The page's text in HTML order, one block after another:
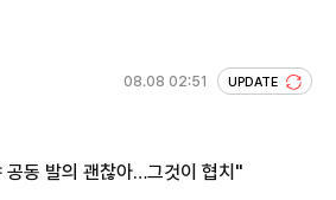
08.08 02:51 UPDATE
동 발의 괜찮아…그것이 협치"